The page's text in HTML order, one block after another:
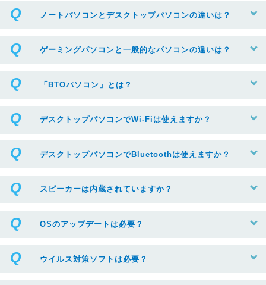
ノートパソコンとデスクトップパソコンの違いは？
ゲーミングパソコンと一般的なパソコンの違いは？
「BTOパソコン」とは？
デスクトップパソコンでWi-Fiは使えますか？
デスクトップパソコンでBluetoothは使えますか？
スピーカーは内蔵されていますか？
OSのアップデートは必要？
ウイルス対策ソフトは必要？